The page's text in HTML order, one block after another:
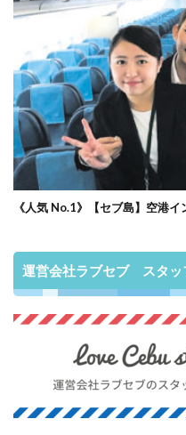
《人気 No.1》【セブ島】空港
運営会社ラブセブ スタッ